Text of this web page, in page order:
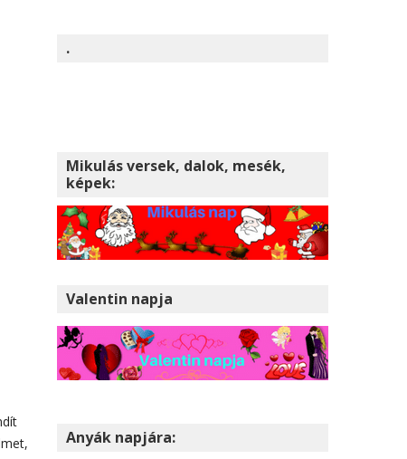
.
Mikulás versek, dalok, mesék,
képek:
Valentin napja
Anyák napjára: